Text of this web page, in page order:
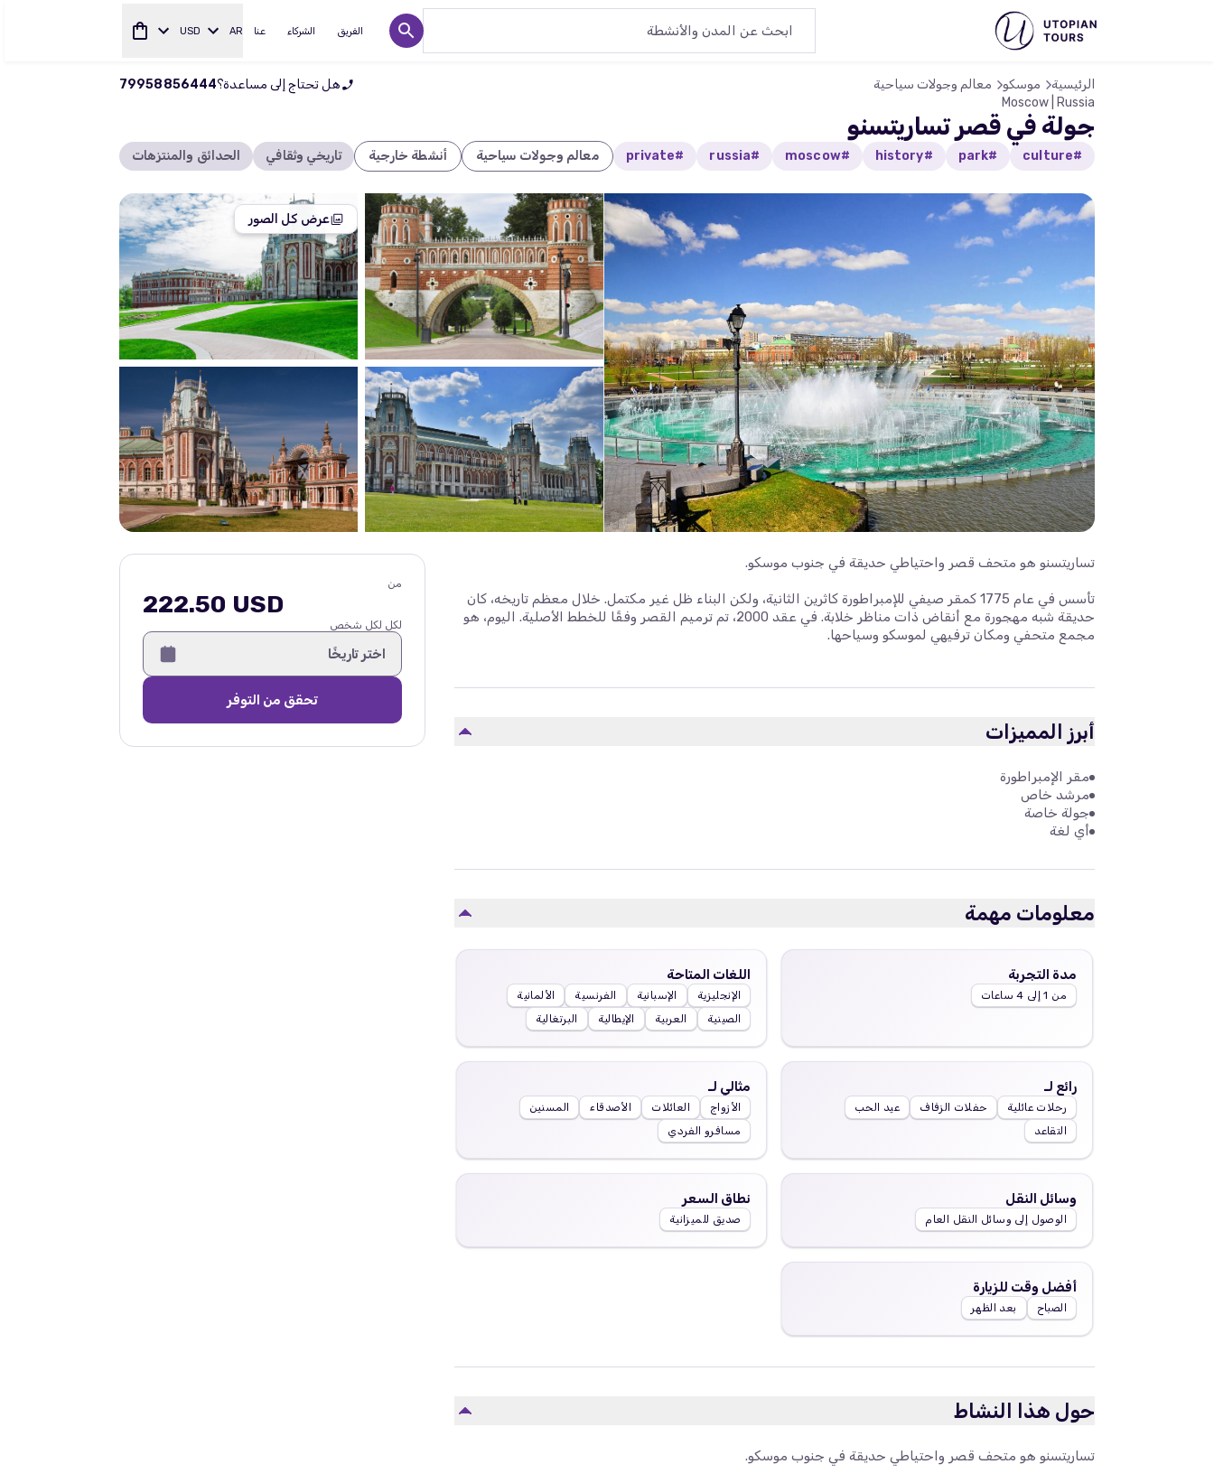
الفريق الشركاء عنا AR
USD
الرئيسية موسكو معالم وجولات سياحية هل تحتاج إلى مساعدة؟79958856444
Moscow | Russia
جولة في قصر تساريتسنو
#culture
#park
#history
#moscow
#russia
#private معالم وجولات سياحية أنشطة خارجية تاريخي وثقافي الحدائق والمنتزهات
عرض كل الصور
من
222.50 USD
لكل لكل شخص
اختر تاريخًا
تحقق من التوفر
تساريتسنو هو متحف قصر واحتياطي حديقة في جنوب موسكو.
تأسس في عام 1775 كمقر صيفي للإمبراطورة كاثرين الثانية، ولكن البناء ظل غير مكتمل. خلال معظم تاريخه، كان
حديقة شبه مهجورة مع أنقاض ذات مناظر خلابة. في عقد 2000، تم ترميم القصر وفقًا للخطط الأصلية. اليوم، هو
مجمع متحفي ومكان ترفيهي لموسكو وسياحها.
أبرز المميزات
مقر الإمبراطورة
مرشد خاص
جولة خاصة
أي لغة
معلومات مهمة
مدة التجربة
من 1 إلى 4 ساعات
اللغات المتاحة
الإنجليزية الإسبانية الفرنسية
الألمانية
الصينية
العربية الإيطالية البرتغالية
رائع لـ
رحلات عائلية حفلات الزفاف
عيد الحب
التقاعد
مثالي لـ
الأزواج العائلات الأصدقاء
المسنين
مسافرو الفردي
وسائل النقل
الوصول إلى وسائل النقل العام
نطاق السعر
صديق للميزانية
أفضل وقت للزيارة
الصباح بعد الظهر
حول هذا النشاط
تساريتسنو هو متحف قصر واحتياطي حديقة في جنوب موسكو.